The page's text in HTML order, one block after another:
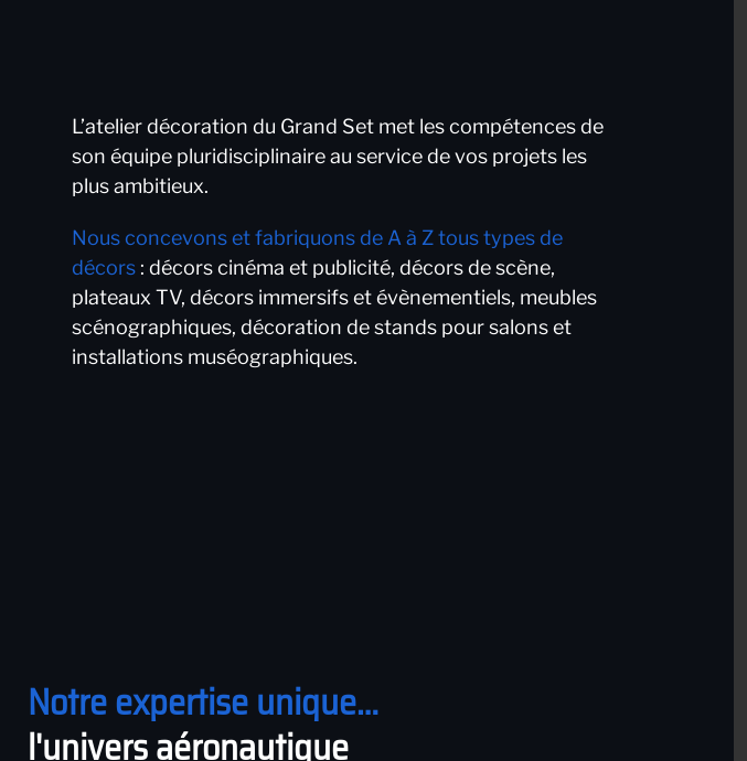
L’atelier décoration du Grand Set met les compétences de
son équipe pluridisciplinaire au service de vos projets les
plus ambitieux.
Nous concevons et fabriquons de A à Z tous types de
décors : décors cinéma et publicité, décors de scène,
plateaux TV, décors immersifs et évènementiels, meubles
scénographiques, décoration de stands pour salons et
installations muséographiques.
Notre expertise unique…
l'univers aéronautique